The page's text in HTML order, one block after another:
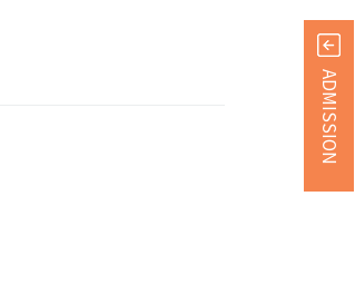
ADMISSION